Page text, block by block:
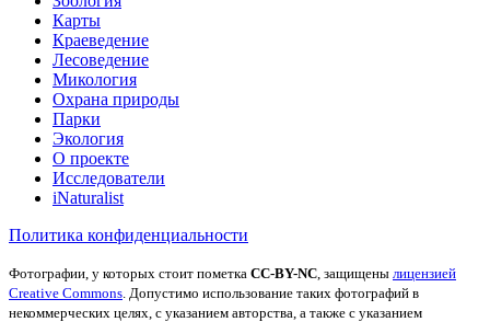
Карты
Краеведение
Лесоведение
Микология
Охрана природы
Парки
Экология
О проекте
Исследователи
iNaturalist
Политика конфиденциальности
Фотографии, у которых стоит пометка CC-BY-NC , защищены лицензией
Creative Commons . Допустимо использование таких фотографий в
некоммерческих целях, с указанием авторства, а также с указанием